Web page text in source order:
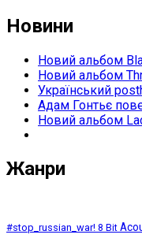
Новини
Новий альбом
Новий альбом
Український
Адам Гонтьє
Новий альбом
Жанри
#stop_russian_war! 8 Bit